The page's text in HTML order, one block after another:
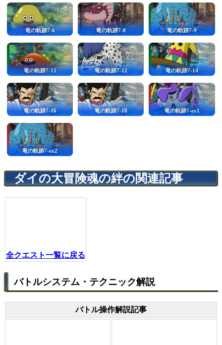
竜の軌跡7-6 竜の軌跡7-8 竜の軌跡7-9
竜の軌跡7-11 竜の軌跡7-12 竜の軌跡7-14
竜の軌跡7-16 竜の軌跡7-18 竜の軌跡7-ex1
竜の軌跡7-ex2
ダイの大冒険魂の絆の関連記事
全クエスト一覧に戻る
バトルシステム・テクニック解説
バトル操作解説記事